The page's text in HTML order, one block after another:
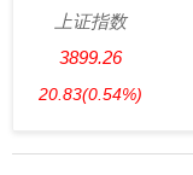
上证指数
3899.26
20.83(0.54%)